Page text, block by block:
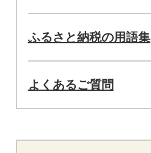
ふるさと納税の用語集
よくあるご質問